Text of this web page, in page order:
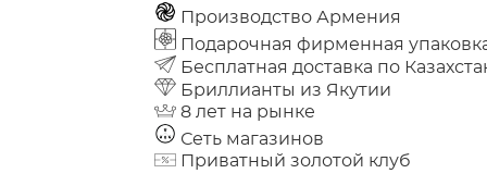
Производство Армения
Подарочная фирменная
Бесплатная доставка по
Бриллианты из Якутии
8 лет на рынке
Сеть магазинов
Приватный золотой клуб